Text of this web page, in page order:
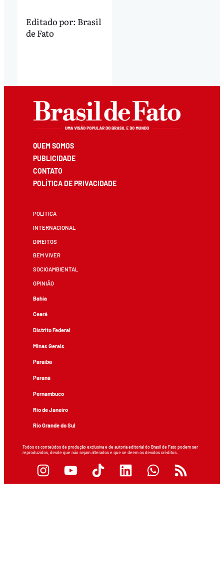
Editado por: Brasil
de Fato
QUEM SOMOS
PUBLICIDADE
CONTATO
POLÍTICA DE PRIVACIDADE
POLÍTICA
INTERNACIONAL
DIREITOS
BEM VIVER
SOCIOAMBIENTAL
OPINIÃO
Bahia
Ceará
Distrito Federal
Minas Gerais
Paraíba
Paraná
Pernambuco
Rio de Janeiro
Rio Grande do Sul
Todos os conteúdos de produção exclusiva e de autoria editorial do Brasil de Fato podem ser
reproduzidos, desde que não sejam alterados e que se deem os devidos créditos.